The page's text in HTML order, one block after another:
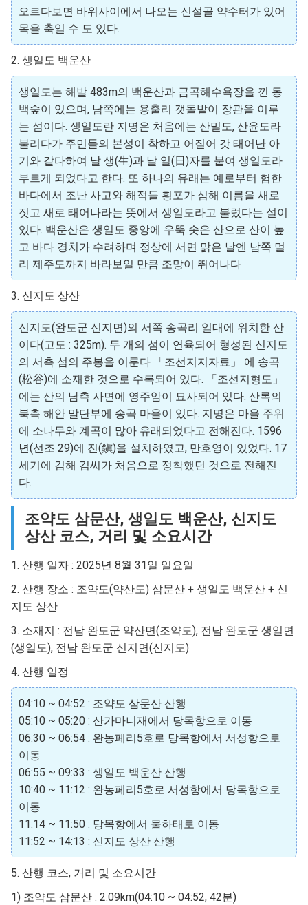
오르다보면 바위사이에서 나오는 신설골 약수터가 있어
목을 축일 수 도 있다.
2. 생일도 백운산
생일도는 해발 483m의 백운산과 금곡해수욕장을 낀 동
백숲이 있으며, 남쪽에는 용출리 갯돌밭이 장관을 이루
는 섬이다. 생일도란 지명은 처음에는 산밀도, 산윤도라
불리다가 주민들의 본성이 착하고 어질어 갓 태어난 아
기와 같다하여 날 생(生)과 날 일(日)자를 붙여 생일도라
부르게 되었다고 한다. 또 하나의 유래는 예로부터 험한
바다에서 조난 사고와 해적들 횡포가 심해 이름을 새로
짓고 새로 태어나라는 뜻에서 생일도라고 불렀다는 설이
있다. 백운산은 생일도 중앙에 우뚝 솟은 산으로 산이 높
고 바다 경치가 수려하며 정상에 서면 맑은 날엔 남쪽 멀
리 제주도까지 바라보일 만큼 조망이 뛰어나다
3. 신지도 상산
신지도(완도군 신지면)의 서쪽 송곡리 일대에 위치한 산
이다(고도 : 325m). 두 개의 섬이 연육되어 형성된 신지도
의 서측 섬의 주봉을 이룬다 「조선지지자료」 에 송곡
(松谷)에 소재한 것으로 수록되어 있다. 「조선지형도」
에는 산의 남측 사면에 영주암이 묘사되어 있다. 산록의
북측 해안 말단부에 송곡 마을이 있다. 지명은 마을 주위
에 소나무와 계곡이 많아 유래되었다고 전해진다. 1596
년(선조 29)에 진(鎭)을 설치하였고, 만호영이 있었다. 17
세기에 김해 김씨가 처음으로 정착했던 것으로 전해진
다.
조약도 삼문산, 생일도 백운산, 신지도
상산 코스, 거리 및 소요시간
1. 산행 일자 : 2025년 8월 31일 일요일
2. 산행 장소 : 조약도(약산도) 삼문산 + 생일도 백운산 + 신
지도 상산
3. 소재지 : 전남 완도군 약산면(조약도), 전남 완도군 생일면
(생일도), 전남 완도군 신지면(신지도)
4. 산행 일정
04:10 ~ 04:52 : 조약도 삼문산 산행
05:10 ~ 05:20 : 산가마니재에서 당목항으로 이동
06:30 ~ 06:54 : 완농페리5호로 당목항에서 서성항으로
이동
06:55 ~ 09:33 : 생일도 백운산 산행
10:40 ~ 11:12 : 완농페리5호로 서성항에서 당목항으로
이동
11:14 ~ 11:50 : 당목항에서 물하태로 이동
11:52 ~ 14:13 : 신지도 상산 산행
5. 산행 코스, 거리 및 소요시간
1) 조약도 삼문산 : 2.09km(04:10 ~ 04:52, 42분)